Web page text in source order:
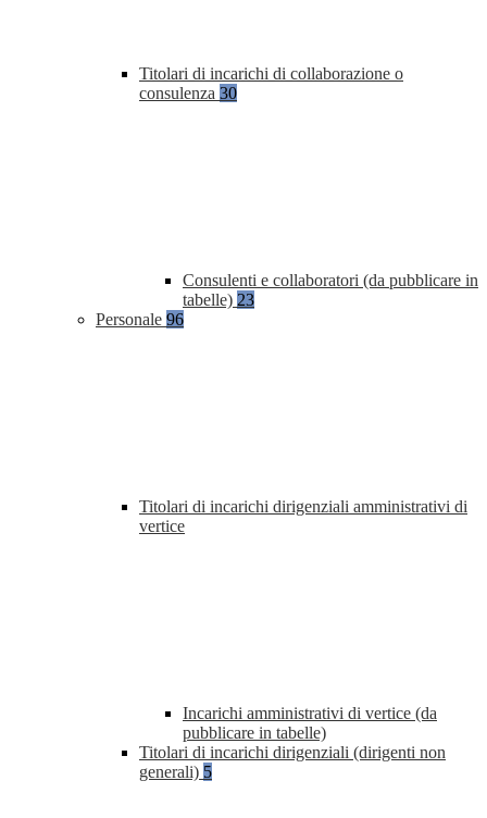
Titolari di incarichi di collaborazione o
consulenza 30
Consulenti e collaboratori (da pubblicare in
tabelle) 23
Personale 96
Titolari di incarichi dirigenziali amministrativi di
vertice
Incarichi amministrativi di vertice (da
pubblicare in tabelle)
Titolari di incarichi dirigenziali (dirigenti non
generali) 5